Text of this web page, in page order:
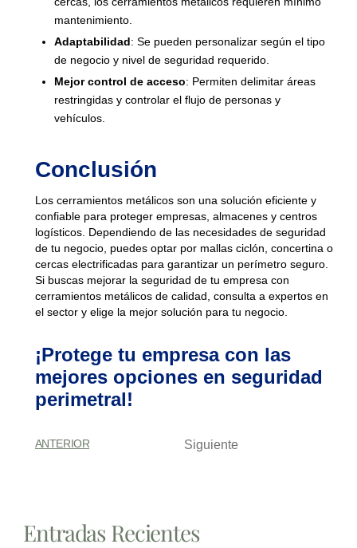
mantenimiento.
Adaptabilidad: Se pueden personalizar según el tipo
de negocio y nivel de seguridad requerido.
Mejor control de acceso: Permiten delimitar áreas
restringidas y controlar el flujo de personas y
vehículos.
Conclusión
Los cerramientos metálicos son una solución eficiente y
confiable para proteger empresas, almacenes y centros
logísticos. Dependiendo de las necesidades de seguridad
de tu negocio, puedes optar por mallas ciclón, concertina o
cercas electrificadas para garantizar un perímetro seguro.
Si buscas mejorar la seguridad de tu empresa con
cerramientos metálicos de calidad, consulta a expertos en
el sector y elige la mejor solución para tu negocio.
¡Protege tu empresa con las
mejores opciones en seguridad
perimetral!
ANTERIOR Siguiente
Entradas Recientes